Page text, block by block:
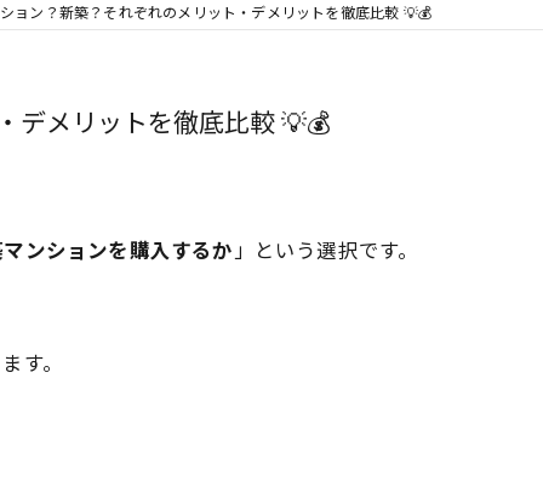
ョン？新築？それぞれのメリット・デメリットを徹底比較 💡💰
デメリットを徹底比較 💡💰
ンションを購入するか」という選択です。
す。